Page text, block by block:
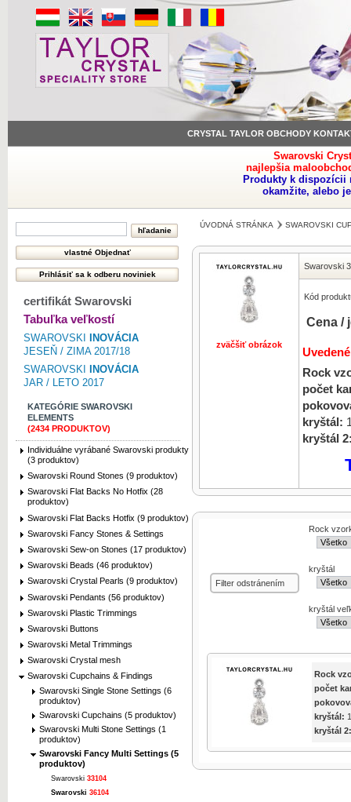
CRYSTAL TAYLOR OBCHODY
Swarovski
najlepšia
Produkty k dispozícii
okamžite, alebo
certifikát Swarovski
Tabuľka veľkostí
SWAROVSKI
INOVÁCIA
JESEŇ / ZIMA 2017/18
SWAROVSKI
INOVÁCIA
JAR / LETO 2017
KATEGÓRIE SWAROVSKI
ELEMENTS
(2434 PRODUKTOV)
Individuálne vyrábané Swarovski produkty
(3 produktov)
Swarovski Round Stones (9 produktov)
Swarovski Flat Backs No Hotfix (28
produktov)
Swarovski Flat Backs Hotfix (9 produktov)
Swarovski Fancy Stones & Settings
Swarovski Sew-on Stones (17 produktov)
Swarovski Beads (46 produktov)
Swarovski Crystal Pearls (9 produktov)
Swarovski Pendants (56 produktov)
Swarovski Plastic Trimmings
Swarovski Buttons
Swarovski Metal Trimmings
Swarovski Crystal mesh
Swarovski Cupchains & Findings
Swarovski Single Stone Settings (6
produktov)
Swarovski Cupchains (5 produktov)
Swarovski Multi Stone Settings (1
produktov)
Swarovski Fancy Multi Settings (5
produktov)
Swarovski 33104
Swarovski 36104
ÚVODNÁ STRÁNKA SWAROVSKI
zväčšiť obrázok
Swarovski
Kód
Cena /
Rock
počet
kryštál:
kryštál
Filter odstránením
Rock
kryštál
kryštál
Rock
počet
kryštál:
kryštál 2: